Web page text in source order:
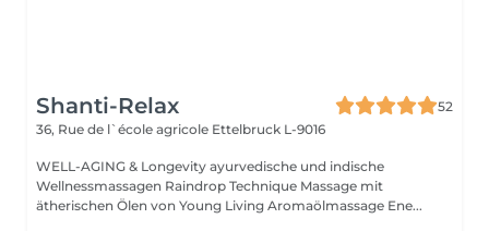
Shanti-Relax
52
36, Rue de l`école agricole Ettelbruck L-9016
WELL-AGING & Longevity ayurvedische und indische
Wellnessmassagen Raindrop Technique Massage mit
ätherischen Ölen von Young Living Aromaölmassage Ene...